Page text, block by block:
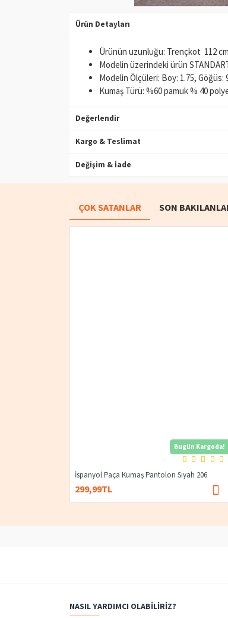
Ürün Detayları
Ürünün uzunluğu: Trençkot 112
Modelin üzerindeki ürün
Modelin Ölçüleri: Boy: 1.75, Göğüs:
Kumaş Türü: %60 pamuk % 40
Değerlendir
Kargo & Teslimat
Değişim & İade
ÇOK SATANLAR SON
Bugün Kargoda!
İspanyol Paça Kumaş Pantolon Siyah 206
299,99TL
NASIL YARDIMCI OLABILIRIZ?